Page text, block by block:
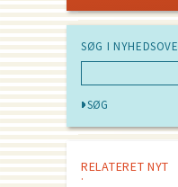
SØG I
RELATERET NYT